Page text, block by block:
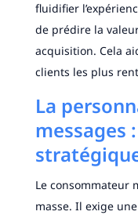
fluidifier
de prédire la
acquisition. Cela
clients les plus
La
messages
Le consommateur
masse. Il exige